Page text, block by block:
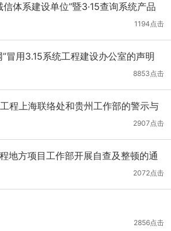
信体系建设单位”暨3·15查询系统产品
告
1194点击
冒用3.15系统工程建设办公室的声明
8853点击
程上海联络处和贵州工作部的警示与
2907点击
地方项目工作部开展自查及整顿的通
2072点击
2856点击